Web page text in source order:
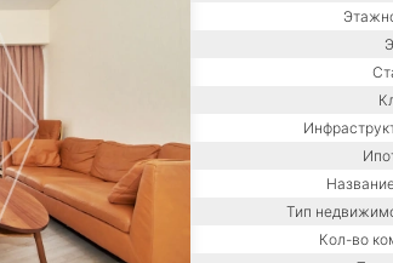
Тип
Кол-во